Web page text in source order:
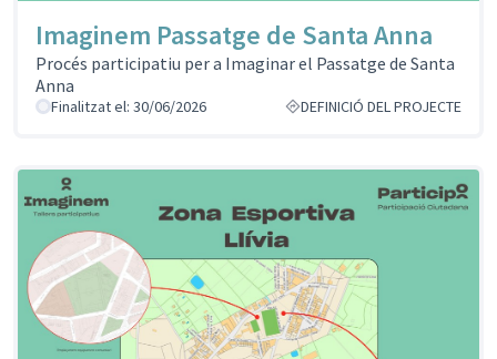
Imaginem Passatge de Santa Anna
Procés participatiu per a Imaginar el Passatge de Santa
Anna
Finalitzat el: 30/06/2026 DEFINICIÓ DEL PROJECTE